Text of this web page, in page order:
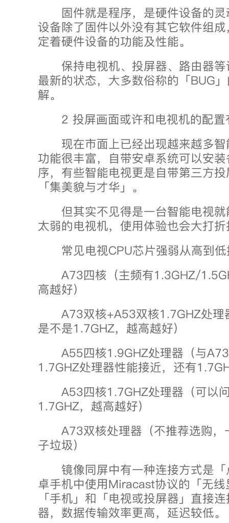
固件就是程序，是硬件设备的灵
设备除了固件以外没有其它软件组
定着硬件设备的功能及性能。
保持电视机、投屏器、路由器等
最新的状态，大多数俗称的「BUG
解。
2 投屏画面或许和电视机的配置
现在市面上已经出现越来越多智
功能很丰富，自带安卓系统可以安
序，有些智能电视更是自带第三方
「集美貌与才华」。
但其实不见得是一台智能电视就
太弱的电视机，使用体验也会大打
常见电视CPU芯片强弱从高到低
A73四核（主频有1.3GHZ/
高越好）
A73双核+A53双核1.7GHZ处理
是不是1.7GHZ，越高越好）
A55四核1.9GHZ处理器（与A73
1.7GHZ处理器性能接近，还有
A53四核1.7GHZ处理器（可以
1.7GHZ，越高越好）
A73双核处理器（不推荐选购，
子垃圾）
镜像同屏中有一种连接方式是「
卓手机中使用Miracast协议的「无
「手机」和「电视或投屏器」直接
器，数据传输效率更高，延迟较低。